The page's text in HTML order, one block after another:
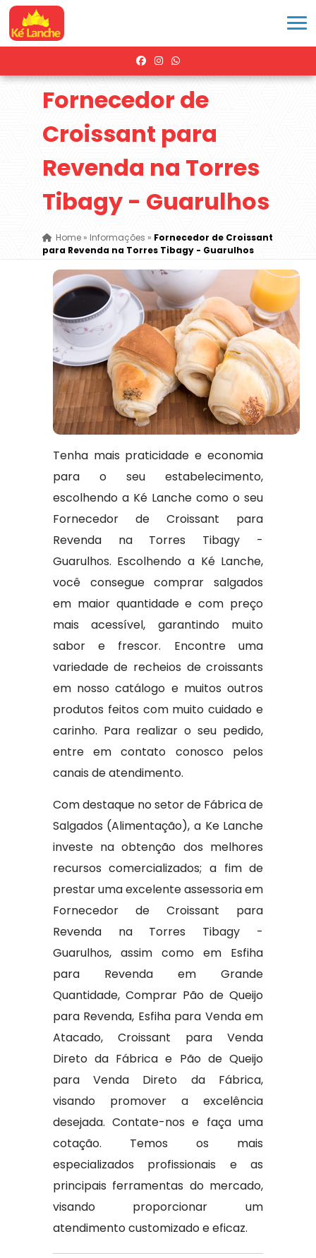
Fornecedor de
Croissant para
Revenda na Torres
Tibagy - Guarulhos
Home» Informações » Fornecedor de Croissant
para Revenda na Torres Tibagy - Guarulhos
Tenha mais praticidade e economia
para o seu estabelecimento,
escolhendo a Ké Lanche como o seu
Fornecedor de Croissant para
Revenda na Torres Tibagy -
Guarulhos. Escolhendo a Ké Lanche,
você consegue comprar salgados
em maior quantidade e com preço
mais acessível, garantindo muito
sabor e frescor. Encontre uma
variedade de recheios de croissants
em nosso catálogo e muitos outros
produtos feitos com muito cuidado e
carinho. Para realizar o seu pedido,
entre em contato conosco pelos
canais de atendimento.
Com destaque no setor de Fábrica de
Salgados (Alimentação), a Ke Lanche
investe na obtenção dos melhores
recursos comercializados; a fim de
prestar uma excelente assessoria em
Fornecedor de Croissant para
Revenda na Torres Tibagy -
Guarulhos, assim como em Esfiha
para Revenda em Grande
Quantidade, Comprar Pão de Queijo
para Revenda, Esfiha para Venda em
Atacado, Croissant para Venda
Direto da Fábrica e Pão de Queijo
para Venda Direto da Fábrica,
visando promover a excelência
desejada. Contate-nos e faça uma
cotação. Temos os mais
especializados profissionais e as
principais ferramentas do mercado,
visando proporcionar um
atendimento customizado e eficaz.